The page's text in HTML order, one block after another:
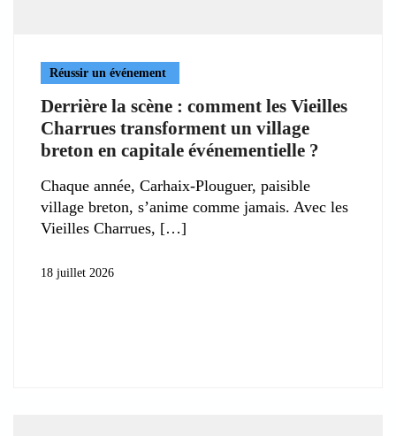
Réussir un événement
Derrière la scène : comment les Vieilles
Charrues transforment un village
breton en capitale événementielle ?
Chaque année, Carhaix-Plouguer, paisible
village breton, s’anime comme jamais. Avec les
Vieilles Charrues,
18 juillet 2026